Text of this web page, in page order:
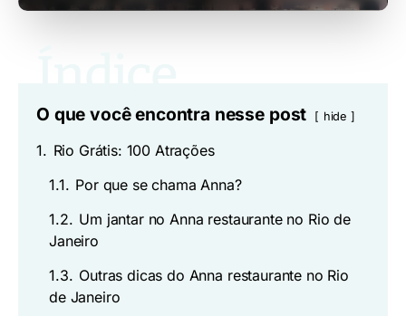
O que você encontra nesse post hide
1. Rio Grátis: 100 Atrações
1.1. Por que se chama Anna?
1.2. Um jantar no Anna restaurante no Rio de
Janeiro
1.3. Outras dicas do Anna restaurante no Rio
de Janeiro